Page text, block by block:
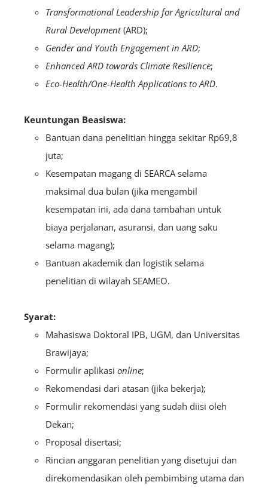
Transformational Leadership for Agricultural and
Rural Development(ARD);
Gender and Youth Engagement in ARD;
Enhanced ARD towards Climate Resilience;
Eco-Health/One-Health Applications to ARD.
Keuntungan Beasiswa:
Bantuan dana penelitian hingga sekitar Rp69,8
juta;
Kesempatan magang di SEARCA selama
maksimal dua bulan (jika mengambil
kesempatan ini, ada dana tambahan untuk
biaya perjalanan, asuransi, dan uang saku
selama magang);
Bantuan akademik dan logistik selama
penelitian di wilayah SEAMEO.
Syarat:
Mahasiswa Doktoral IPB, UGM, dan Universitas
Brawijaya;
Formulir aplikasi online;
Rekomendasi dari atasan (jika bekerja);
Formulir rekomendasi yang sudah diisi oleh
Dekan;
Proposal disertasi;
Rincian anggaran penelitian yang disetujui dan
direkomendasikan oleh pembimbing utama dan